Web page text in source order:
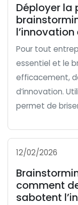
Déployer la
Pour tout
essentiel et le
efficacement,
d’innovation.
permet de
12/02/2026
comment
sabotent